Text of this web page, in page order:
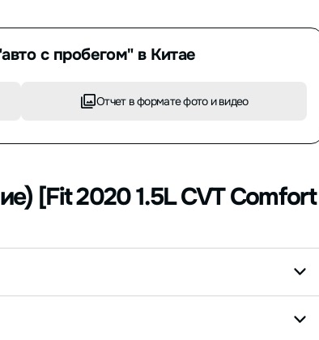
с пробегом" в Китае
Отчет в формате фото и видео
[Fit 2020 1.5L CVT Comfort